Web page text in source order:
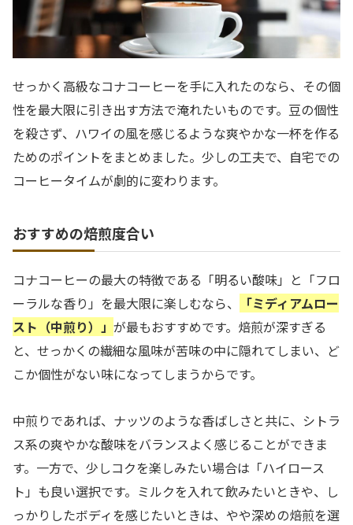
せっかく高級なコナコーヒーを手に入れたのなら、その個
性を最大限に引き出す方法で淹れたいものです。豆の個性
を殺さず、ハワイの風を感じるような爽やかな一杯を作る
ためのポイントをまとめました。少しの工夫で、自宅での
コーヒータイムが劇的に変わります。
おすすめの焙煎度合い
コナコーヒーの最大の特徴である「明るい酸味」と「フロ
ーラルな香り」を最大限に楽しむなら、
「ミディアムロー
スト（中煎り）」 が最もおすすめです。焙煎が深すぎる
と、せっかくの繊細な風味が苦味の中に隠れてしまい、ど
こか個性がない味になってしまうからです。
中煎りであれば、ナッツのような香ばしさと共に、シトラ
ス系の爽やかな酸味をバランスよく感じることができま
す。一方で、少しコクを楽しみたい場合は「ハイロース
ト」も良い選択です。ミルクを入れて飲みたいときや、し
っかりしたボディを感じたいときは、やや深めの焙煎を選